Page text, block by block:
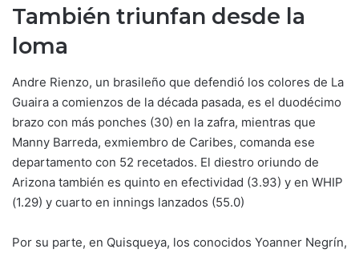
También triunfan desde la
loma
Andre Rienzo, un brasileño que defendió los colores de La
Guaira a comienzos de la década pasada, es el duodécimo
brazo con más ponches (30) en la zafra, mientras que
Manny Barreda, exmiembro de Caribes, comanda ese
departamento con 52 recetados. El diestro oriundo de
Arizona también es quinto en efectividad (3.93) y en WHIP
(1.29) y cuarto en innings lanzados (55.0)
Por su parte, en Quisqueya, los conocidos Yoanner Negrín,